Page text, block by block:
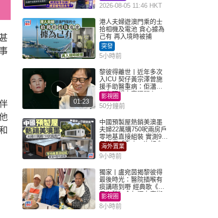
2026-08-05 11:46 HKT
港人夫婦遊澳門乘的士
拾相機及電池 貪心據為
己有 再入境時被捕
突發
5小時前
01:23
黎彼得離世丨近年多次
入ICU 契仔黃宗澤曾施
援手助醫重病：佢瀟灑
一生唔想大家唔開心
影視圈
50分鐘前
中國預製屋熱銷美澳墨
夫婦22萬購750呎兩房戶
零地基直接組裝 實測9個
月激讚「重來一次都會
買」
海外置業
9小時前
獨家丨盧宛茵揭黎彼得
最後時光：醫院插喉有
痰講唔到嘢 經典歌《浪
子心聲》金句源自廟街
睇相佬
影視圈
8小時前